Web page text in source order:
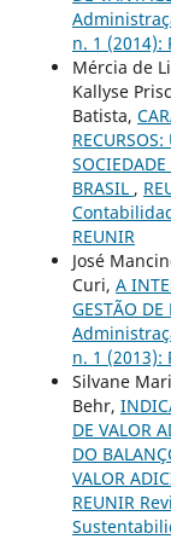
n. 1 (2014):
Mércia de
Kallyse
Batista,
BRASIL ,
REUNIR
José
Curi, A
GESTÃO DE
n. 1 (2013):
Silvane
Behr,
DE VALOR
DO
VALOR
REUNIR